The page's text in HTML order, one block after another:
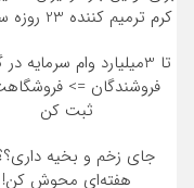
کرم ترمیم کننده 23 روزه ساخت!
تا 3میلیارد وام سرمایه
فروشندگان =>
ثبت کن
هفته‌ای محوش کن!